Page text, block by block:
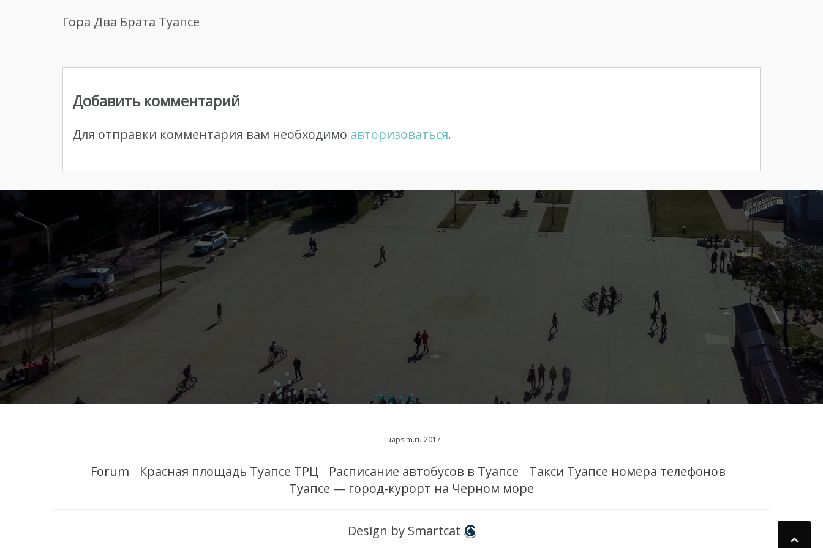
Гора Два Брата Туапсе
Навигация
записям
Добавить комментарий
Для отправки комментария вам необходимо авторизоваться.
Tuapsim.ru 2017
Forum Красная площадь Туапсе ТРЦ Расписание автобусов в Туапсе
Такси Туапсе номера телефонов
Туапсе — город-курорт на Черном море
Design by Smartcat